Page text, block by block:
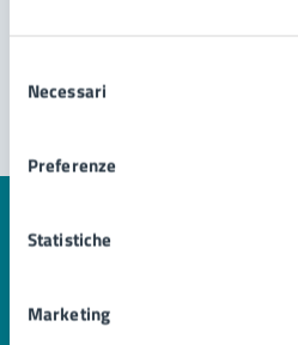
delNecessari
Preferenze
Statistiche
MarketingComune di Jesolo